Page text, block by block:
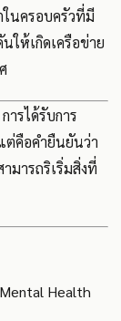
นครอบครัวที่มี
ให้เกิดเครือข่าย
ารได้รับการ
ต่คือคำยืนยันว่า
มารถริเริ่มสิ่งที่
Health